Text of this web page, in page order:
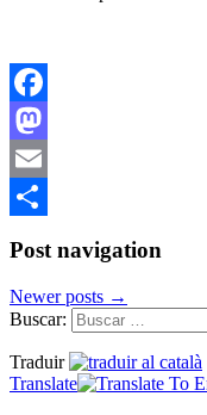
Facebook
Mastodon
Email
Post navigation
Newer posts →
Buscar:
Traduir
Translate